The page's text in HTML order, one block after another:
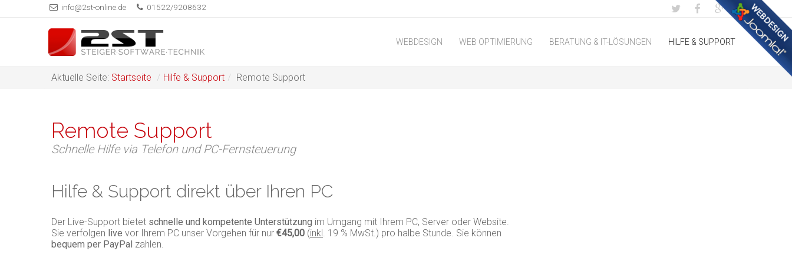
info@2st-online.de 01522/9208632
WEBDESIGN WEB OPTIMIERUNG BERATUNG & IT-LÖSUNGEN HILFE & SUPPORT
Aktuelle Seite: Startseite / Hilfe & Support / Remote Support
Remote Support
Schnelle Hilfe via Telefon und PC-Fernsteuerung
Hilfe & Support direkt über Ihren PC
Der Live-Support bietet schnelle und kompetente Unterstützung im Umgang mit Ihrem PC, Server oder Website.
Sie verfolgen live vor Ihrem PC unser Vorgehen für nur €45,00 (inkl . 19 % MwSt.) pro halbe Stunde. Sie können
bequem per PayPal zahlen.